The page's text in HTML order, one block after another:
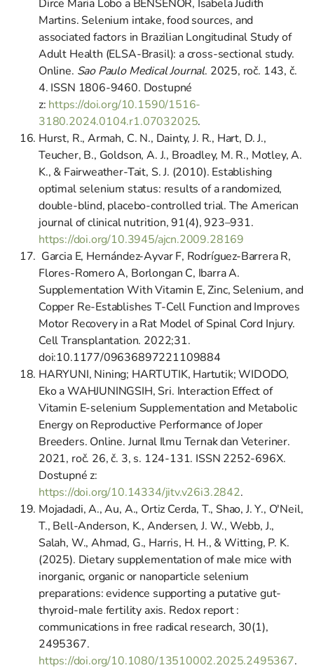
Dirce Maria Lobo a BENSENOR, Isabela Judith
Martins. Selenium intake, food sources, and
associated factors in Brazilian Longitudinal Study of
Adult Health (ELSA-Brasil): a cross-sectional study.
Online. Sao Paulo Medical Journal. 2025, roč. 143, č.
4. ISSN 1806-9460. Dostupné
z: https://doi.org/10.1590/1516-
3180.2024.0104.r1.07032025.
Hurst, R., Armah, C. N., Dainty, J. R., Hart, D. J.,
Teucher, B., Goldson, A. J., Broadley, M. R., Motley, A.
K., & Fairweather-Tait, S. J. (2010). Establishing
optimal selenium status: results of a randomized,
double-blind, placebo-controlled trial. The American
journal of clinical nutrition, 91(4), 923–931.
https://doi.org/10.3945/ajcn.2009.28169
Garcia E, Hernández-Ayvar F, Rodríguez-Barrera R,
Flores-Romero A, Borlongan C, Ibarra A.
Supplementation With Vitamin E, Zinc, Selenium, and
Copper Re-Establishes T-Cell Function and Improves
Motor Recovery in a Rat Model of Spinal Cord Injury.
Cell Transplantation. 2022;31.
doi:10.1177/09636897221109884
HARYUNI, Nining; HARTUTIK, Hartutik; WIDODO,
Eko a WAHJUNINGSIH, Sri. Interaction Effect of
Vitamin E-selenium Supplementation and Metabolic
Energy on Reproductive Performance of Joper
Breeders. Online. Jurnal Ilmu Ternak dan Veteriner.
2021, roč. 26, č. 3, s. 124-131. ISSN 2252-696X.
Dostupné z:
https://doi.org/10.14334/jitv.v26i3.2842.
Mojadadi, A., Au, A., Ortiz Cerda, T., Shao, J. Y., O'Neil,
T., Bell-Anderson, K., Andersen, J. W., Webb, J.,
Salah, W., Ahmad, G., Harris, H. H., & Witting, P. K.
(2025). Dietary supplementation of male mice with
inorganic, organic or nanoparticle selenium
preparations: evidence supporting a putative gut-
thyroid-male fertility axis. Redox report :
communications in free radical research, 30(1),
2495367.
https://doi.org/10.1080/13510002.2025.2495367.